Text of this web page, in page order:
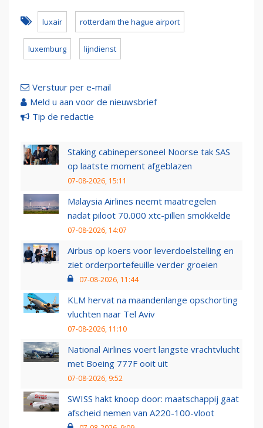
luxair rotterdam the hague airport
luxemburg lijndienst
Verstuur per e-mail
Meld u aan voor de nieuwsbrief
Tip de redactie
Staking cabinepersoneel Noorse tak SAS
op laatste moment afgeblazen
07-08-2026, 15:11
Malaysia Airlines neemt maatregelen
nadat piloot 70.000 xtc-pillen smokkelde
07-08-2026, 14:07
Airbus op koers voor leverdoelstelling en
ziet orderportefeuille verder groeien
07-08-2026, 11:44
KLM hervat na maandenlange opschorting
vluchten naar Tel Aviv
07-08-2026, 11:10
National Airlines voert langste vrachtvlucht
met Boeing 777F ooit uit
07-08-2026, 9:52
SWISS hakt knoop door: maatschappij gaat
afscheid nemen van A220-100-vloot